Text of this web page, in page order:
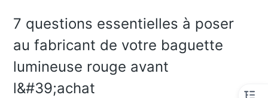
7 questions essentielles à poser
au fabricant de votre baguette
lumineuse rouge avant
l&#39;achat